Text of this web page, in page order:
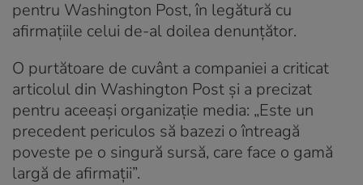
pentru Washington Post, în legătură cu
afirmațiile celui de-al doilea denunțător.
O purtătoare de cuvânt a companiei a criticat
articolul din Washington Post și a precizat
pentru aceeași organizație media: „Este un
precedent periculos să bazezi o întreagă
poveste pe o singură sursă, care face o gamă
largă de afirmații”.